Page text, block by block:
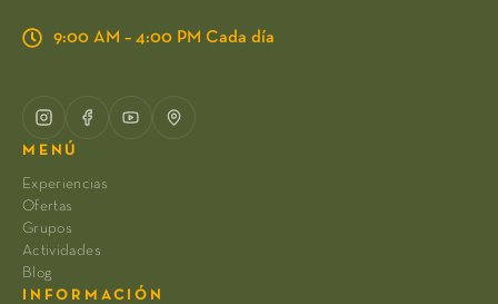
9:00 AM – 4:00 PM Cada día
MENÚ
Experiencias
Ofertas
Grupos
Actividades
Blog
INFORMACIÓN